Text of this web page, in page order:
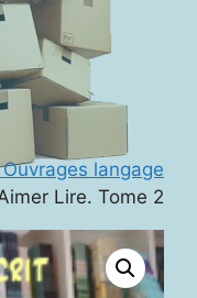
langage
Lire. Tome 2